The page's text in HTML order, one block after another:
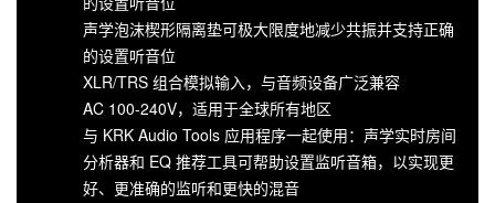
声学泡沫楔形隔离垫可极大限度地减少共振并支持正确
的设置听音位
XLR/TRS 组合模拟输入，与音频设备广泛兼容
AC 100-240V，适用于全球所有地区
与 KRK Audio Tools 应用程序一起使用：声学实时房间
分析器和 EQ 推荐工具可帮助设置监听音箱，以实现更
好、更准确的监听和更快的混音